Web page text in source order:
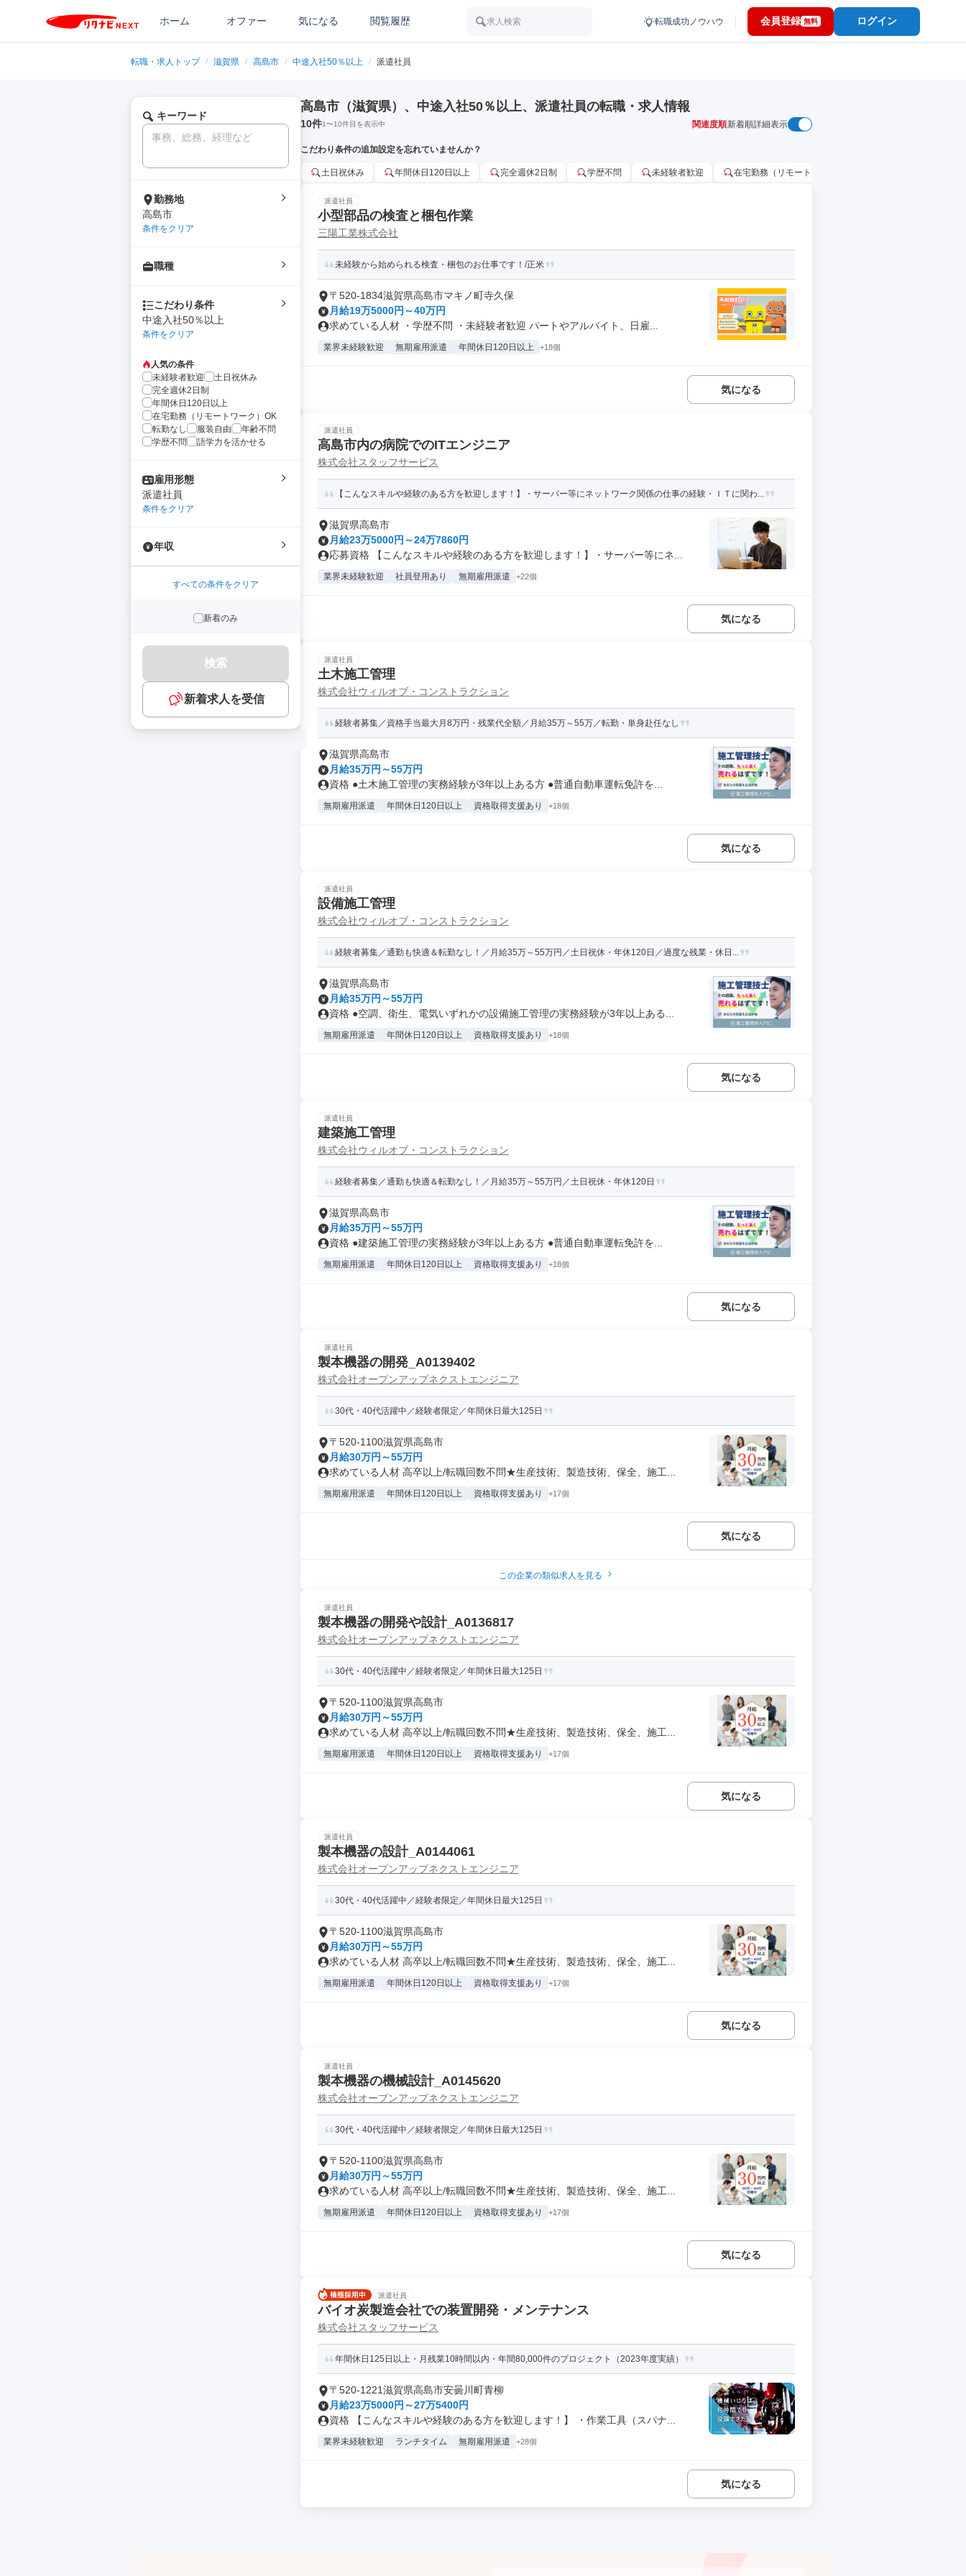
ホーム オファー 気になる 閲覧履歴 求人検索 転職成功ノウハウ 会員登録 無料 ログイン
転職・求人トップ / 滋賀県 / 高島市 / 中途入社50％以上 / 派遣社員
キーワード
勤務地
高島市
条件をクリア
職種
こだわり条件
中途入社50％以上
条件をクリア
人気の条件
未経験者歓迎
土日祝休み
完全週休2日制
年間休日120日以上
在宅勤務（リモートワーク）OK
転勤なし
服装自由
年齢不問
学歴不問
語学力を活かせる
雇用形態
派遣社員
条件をクリア
年収
すべての条件をクリア
新着のみ
検索
新着求人を受信
高島市（滋賀県）、中途入社50％以上、派遣社員の転職・求人情報
10件1〜10件目を表示中 関連度順新着順詳細表示
こだわり条件の追加設定を忘れていませんか？
土日祝休み 年間休日120日以上 完全週休2日制 学歴不問 未経験者歓迎 在宅勤務（リモートワーク）OK
派遣社員
小型部品の検査と梱包作業
三陽工業株式会社
未経験から始められる検査・梱包のお仕事です！/正米
〒520-1834滋賀県高島市マキノ町寺久保
月給19万5000円～40万円
求めている人材 ・学歴不問 ・未経験者歓迎 パートやアルバイト、日雇...
業界未経験歓迎 無期雇用派遣 年間休日120日以上 +18個
気になる
派遣社員
高島市内の病院でのITエンジニア
株式会社スタッフサービス
【こんなスキルや経験のある方を歓迎します！】・サーバー等にネットワーク関係の仕事の経験・ＩＴに関わ...
滋賀県高島市
月給23万5000円～24万7860円
応募資格 【こんなスキルや経験のある方を歓迎します！】・サーバー等にネ...
業界未経験歓迎 社員登用あり 無期雇用派遣 +22個
気になる
派遣社員
土木施工管理
株式会社ウィルオブ・コンストラクション
経験者募集／資格手当最大月8万円・残業代全額／月給35万～55万／転勤・単身赴任なし
滋賀県高島市
月給35万円～55万円
資格 ●土木施工管理の実務経験が3年以上ある方 ●普通自動車運転免許を...
無期雇用派遣 年間休日120日以上 資格取得支援あり +18個
気になる
派遣社員
設備施工管理
株式会社ウィルオブ・コンストラクション
経験者募集／通勤も快適＆転勤なし！／月給35万～55万円／土日祝休・年休120日／過度な残業・休日...
滋賀県高島市
月給35万円～55万円
資格 ●空調、衛生、電気いずれかの設備施工管理の実務経験が3年以上ある...
無期雇用派遣 年間休日120日以上 資格取得支援あり +18個
気になる
派遣社員
建築施工管理
株式会社ウィルオブ・コンストラクション
経験者募集／通勤も快適＆転勤なし！／月給35万～55万円／土日祝休・年休120日
滋賀県高島市
月給35万円～55万円
資格 ●建築施工管理の実務経験が3年以上ある方 ●普通自動車運転免許を...
無期雇用派遣 年間休日120日以上 資格取得支援あり +18個
気になる
派遣社員
製本機器の開発_A0139402
株式会社オープンアップネクストエンジニア
30代・40代活躍中／経験者限定／年間休日最大125日
〒520-1100滋賀県高島市
月給30万円～55万円
求めている人材 高卒以上/転職回数不問★生産技術、製造技術、保全、施工...
無期雇用派遣 年間休日120日以上 資格取得支援あり +17個
気になる
この企業の類似求人を見る
派遣社員
製本機器の開発や設計_A0136817
株式会社オープンアップネクストエンジニア
30代・40代活躍中／経験者限定／年間休日最大125日
〒520-1100滋賀県高島市
月給30万円～55万円
求めている人材 高卒以上/転職回数不問★生産技術、製造技術、保全、施工...
無期雇用派遣 年間休日120日以上 資格取得支援あり +17個
気になる
派遣社員
製本機器の設計_A0144061
株式会社オープンアップネクストエンジニア
30代・40代活躍中／経験者限定／年間休日最大125日
〒520-1100滋賀県高島市
月給30万円～55万円
求めている人材 高卒以上/転職回数不問★生産技術、製造技術、保全、施工...
無期雇用派遣 年間休日120日以上 資格取得支援あり +17個
気になる
派遣社員
製本機器の機械設計_A0145620
株式会社オープンアップネクストエンジニア
30代・40代活躍中／経験者限定／年間休日最大125日
〒520-1100滋賀県高島市
月給30万円～55万円
求めている人材 高卒以上/転職回数不問★生産技術、製造技術、保全、施工...
無期雇用派遣 年間休日120日以上 資格取得支援あり +17個
気になる
派遣社員
バイオ炭製造会社での装置開発・メンテナンス
株式会社スタッフサービス
年間休日125日以上・月残業10時間以内・年間80,000件のプロジェクト（2023年度実績）
〒520-1221滋賀県高島市安曇川町青柳
月給23万5000円～27万5400円
資格 【こんなスキルや経験のある方を歓迎します！】 ・作業工具（スパナ...
業界未経験歓迎 ランチタイム 無期雇用派遣 +28個
気になる